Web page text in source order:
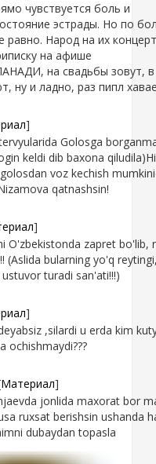
чувствуется боль и
эстрады. Но по
равно. Народ на их
на афише
на свадьбы зовут, в
ну и ладно, раз пипл
]
Golosga
keldi dib baxona
voz kechish
qatnashsin!
]
O'zbekistonda zapret bo'lib,
(Aslida bularning yo'q
turadi san'ati!!!)
]
,silardi u erda kim
ochishmaydi???
Материал]
jonlida maxorat bor
ruxsat berishsin ushanda
dubaydan topasla